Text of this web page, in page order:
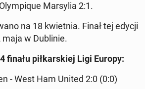
Mar­sy­lia 2:1.
na 18 kwiet­nia. Finał tej edycji
maja w Du­bli­nie.
finału pił­kar­skiej Ligi Europy:
- West Ham United 2:0 (0:0)